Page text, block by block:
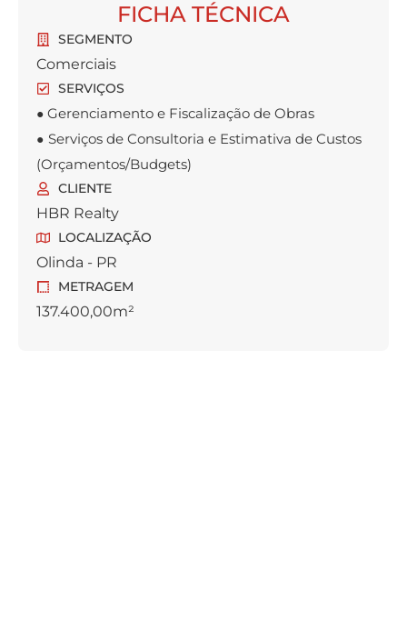
FICHA TÉCNICA
SEGMENTO
Comerciais
SERVIÇOS
● Gerenciamento e Fiscalização de Obras
● Serviços de Consultoria e Estimativa de Custos
(Orçamentos/Budgets)
CLIENTE
HBR Realty
LOCALIZAÇÃO
Olinda - PR
METRAGEM
137.400,00m²